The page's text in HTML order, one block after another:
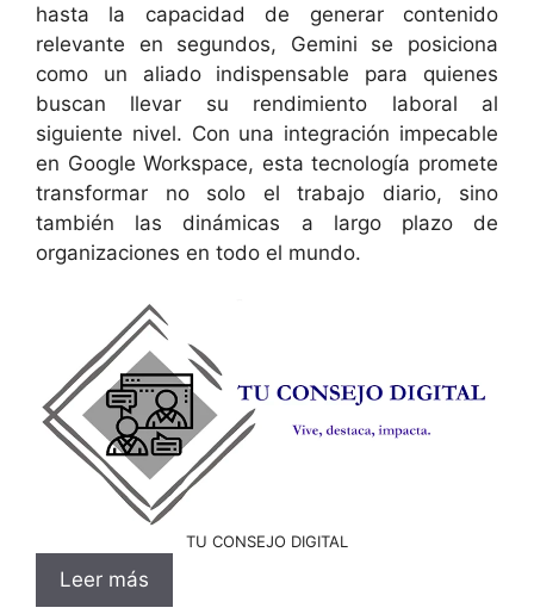
hasta la capacidad de generar contenido
relevante en segundos, Gemini se posiciona
como un aliado indispensable para quienes
buscan llevar su rendimiento laboral al
siguiente nivel. Con una integración impecable
en Google Workspace, esta tecnología promete
transformar no solo el trabajo diario, sino
también las dinámicas a largo plazo de
organizaciones en todo el mundo.
TU CONSEJO DIGITAL
Leer más